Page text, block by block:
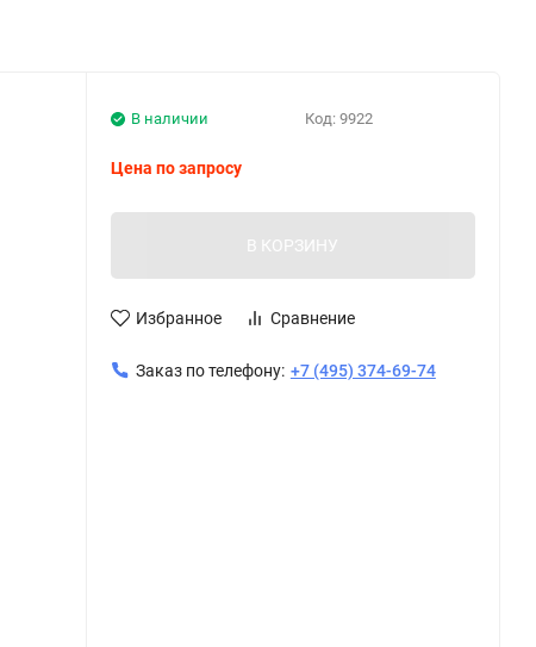
Код: 9922
В наличии
Цена по запросу
В КОРЗИНУ
Избранное Сравнение
Заказ по телефону: +7 (495) 374-69-74